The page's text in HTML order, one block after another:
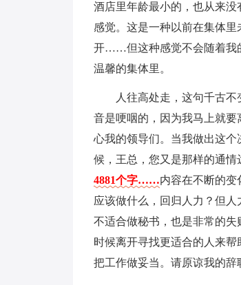
酒店里年龄最小的，也从来
感觉。这是一种以前在集体
开……但这种感觉不会随着我
温馨的集体里。
人往高处走，这句千古
音是哽咽的，因为我马上就
心我的领导们。当我做出这
候，王总，您又是那样的通
4881个字……内容在不断的
应该做什么，回归人力？但
不适合做秘书，也是非常的
时候离开寻找更适合的人来
把工作做妥当。请原谅我的辞